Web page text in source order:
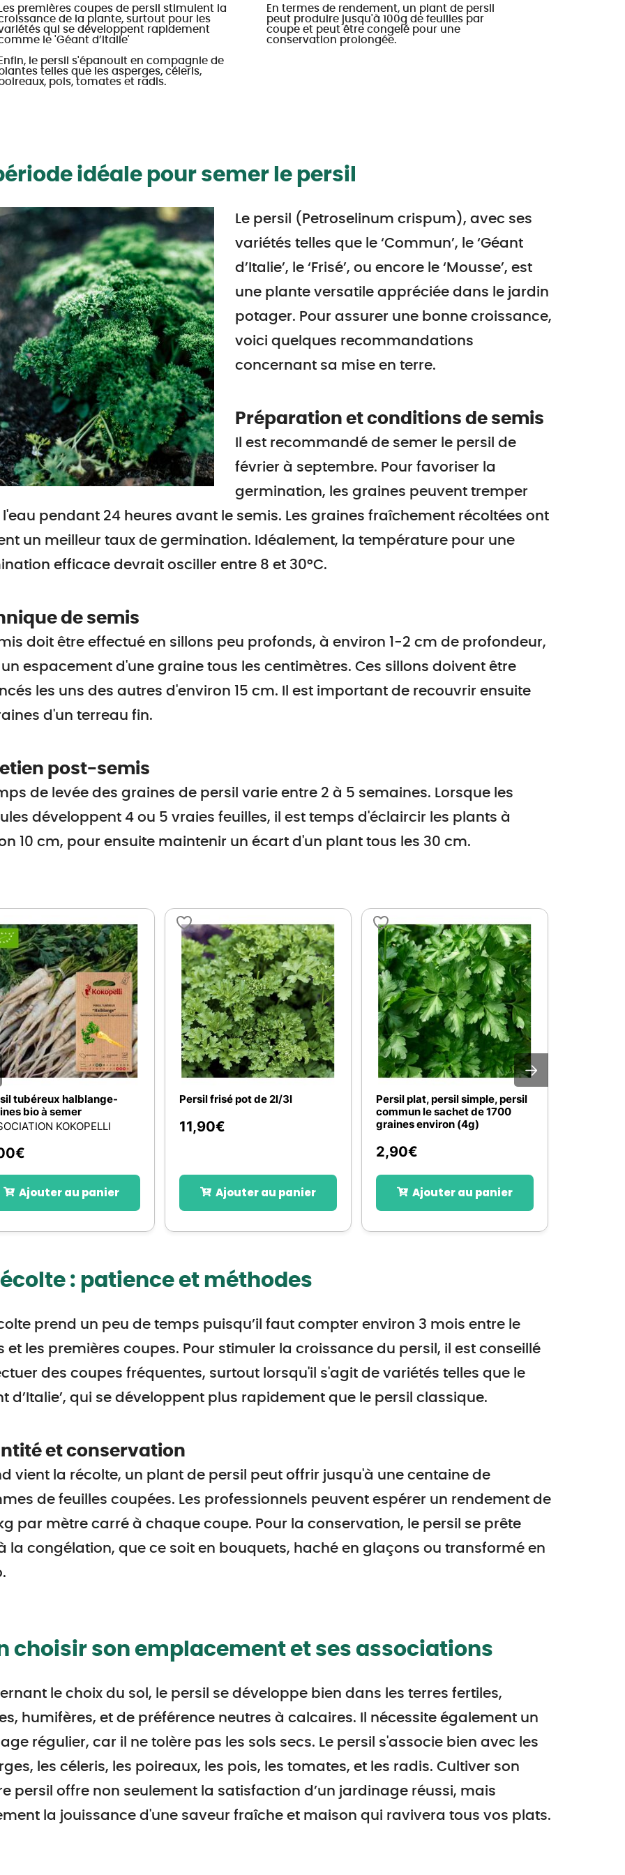
Les premières coupes de persil stimulent la
de la plante, surtout pour les
qui se développent rapidement
le 'Géant d’Italie'
En termes de rendement, un plant de persil
peut produire jusqu'à 100g de feuilles par
coupe et peut être congelé pour une
conservation prolongée.
Enfin, le persil s'épanouit en compagnie de
telles que les asperges, céleris,
pois, tomates et radis.
idéale pour semer le persil
Le persil (Petroselinum crispum), avec ses
variétés telles que le ‘Commun’, le ‘Géant
d’Italie’, le ‘Frisé’, ou encore le ‘Mousse’, est
une plante versatile appréciée dans le jardin
potager. Pour assurer une bonne croissance,
voici quelques recommandations
concernant sa mise en terre.
Préparation et conditions de semis
Il est recommandé de semer le persil de
février à septembre. Pour favoriser la
germination, les graines peuvent tremper
pendant 24 heures avant le semis. Les graines fraîchement récoltées ont
un meilleur taux de germination. Idéalement, la température pour une
efficace devrait osciller entre 8 et 30°C.
de semis
doit être effectué en sillons peu profonds, à environ 1-2 cm de profondeur,
espacement d'une graine tous les centimètres. Ces sillons doivent être
les uns des autres d'environ 15 cm. Il est important de recouvrir ensuite
d'un terreau fin.
post-semis
de levée des graines de persil varie entre 2 à 5 semaines. Lorsque les
développent 4 ou 5 vraies feuilles, il est temps d'éclaircir les plants à
10 cm, pour ensuite maintenir un écart d'un plant tous les 30 cm.
tubéreux halblange-
bio à semer
KOKOPELLI
€
Ajouter au panier
Persil frisé pot de 2l/3l
11,90€
Ajouter au panier
Persil plat, persil simple, persil
commun le sachet de 1700
graines environ (4g)
2,90€
Ajouter au panier
: patience et méthodes
prend un peu de temps puisqu’il faut compter environ 3 mois entre le
et les premières coupes. Pour stimuler la croissance du persil, il est conseillé
des coupes fréquentes, surtout lorsqu'il s'agit de variétés telles que le
d’Italie’, qui se développent plus rapidement que le persil classique.
et conservation
vient la récolte, un plant de persil peut offrir jusqu'à une centaine de
de feuilles coupées. Les professionnels peuvent espérer un rendement de
kg par mètre carré à chaque coupe. Pour la conservation, le persil se prête
la congélation, que ce soit en bouquets, haché en glaçons ou transformé en
choisir son emplacement et ses associations
le choix du sol, le persil se développe bien dans les terres fertiles,
humifères, et de préférence neutres à calcaires. Il nécessite également un
régulier, car il ne tolère pas les sols secs. Le persil s'associe bien avec les
les céleris, les poireaux, les pois, les tomates, et les radis. Cultiver son
persil offre non seulement la satisfaction d’un jardinage réussi, mais
la jouissance d'une saveur fraîche et maison qui ravivera tous vos plats.